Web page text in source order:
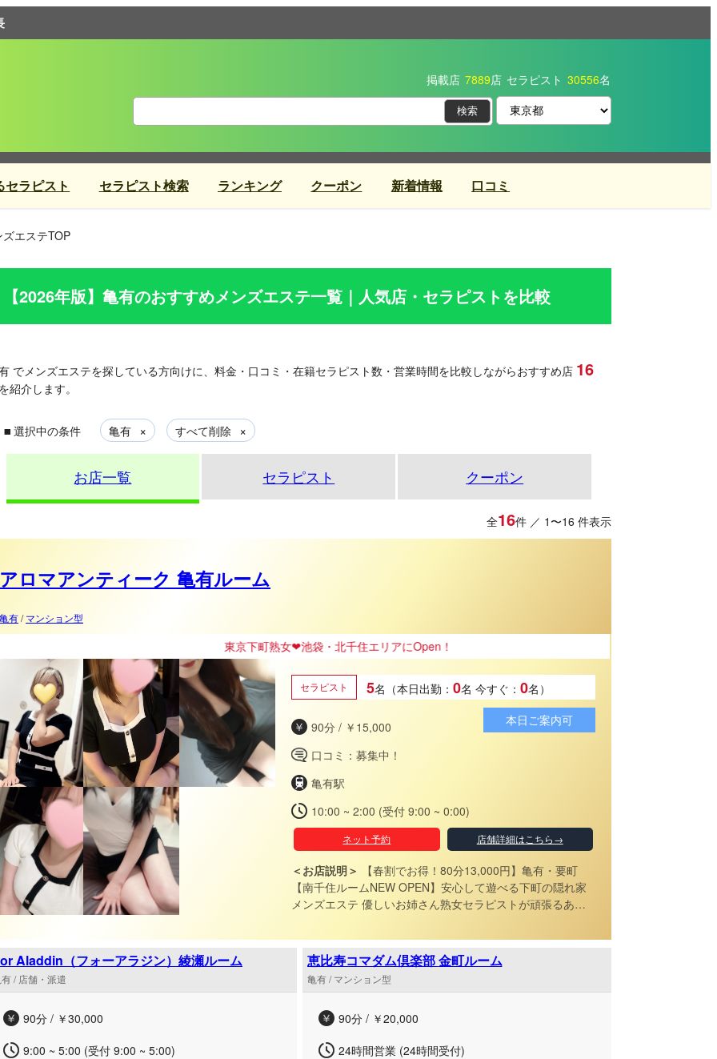
掲載店 7889店 セラピスト 30556名
ラピスト セラピスト検索 ランキング クーポン 新着情報 口コミ
エステTOP
【2026年版】 亀有のおすすめメンズエステ一覧｜人気店・セラピストを比較
でメンズエステを探している方向けに、料金・口コミ・在籍セラピスト数・営業時間を比較しながらおすすめ店 16
紹介します。
▪ 選択中の条件 亀有 × すべて削除 ×
お店一覧 セラピスト クーポン
全16件 ／ 1〜16 件表示
アロマアンティーク 亀有ルーム
亀有/マンション型
東京下町熟女❤︎池袋・北千住エリアにOpen！
セラピスト 5名（本日出勤： 0名 今すぐ： 0名）
90分 / ￥15,000
口コミ：募集中！
亀有駅
10:00 ~ 2:00 (受付 9:00 ~ 0:00)
本日ご案内可
ネット予約 店舗詳細はこちら→
＜お店説明＞
【春割でお得！80分13,000円】亀有・要町
【南千住ルームNEW OPEN】安心して遊べる下町の隠れ家
メンズエステ 優しいお姉さん熟女セラピストが頑張るあな
をご一緒に♪
Aladdin（フォーアラジン）綾瀬ルーム
/ 店舗・派遣
90分 / ￥30,000
9:00 ~ 5:00 (受付 9:00 ~ 5:00)
恵比寿コマダム倶楽部 金町ルーム
亀有 / マンション型
90分 / ￥20,000
24時間営業 (24時間受付)